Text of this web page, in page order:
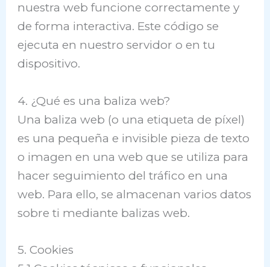
nuestra web funcione correctamente y
de forma interactiva. Este código se
ejecuta en nuestro servidor o en tu
dispositivo.
4. ¿Qué es una baliza web?
Una baliza web (o una etiqueta de píxel)
es una pequeña e invisible pieza de texto
o imagen en una web que se utiliza para
hacer seguimiento del tráfico en una
web. Para ello, se almacenan varios datos
sobre ti mediante balizas web.
5. Cookies